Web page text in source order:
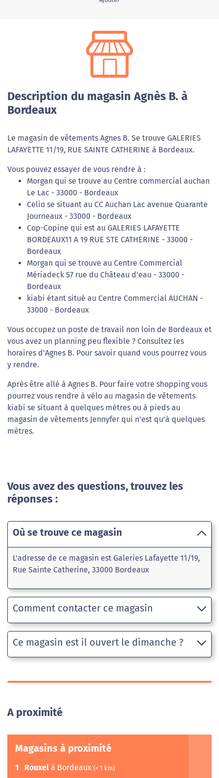
Description du magasin Agnès B. à
Bordeaux
Le magasin de vêtements Agnes B. Se trouve GALERIES
LAFAYETTE 11/19, RUE SAINTE CATHERINE à Bordeaux.
Vous pouvez essayer de vous rendre à :
Morgan qui se trouve au Centre commercial auchan
Le Lac - 33000 - Bordeaux
Celio se situant au CC Auchan Lac avenue Quarante
Journeaux - 33000 - Bordeaux
Cop-Copine qui est au GALERIES LAFAYETTE
BORDEAUX11 A 19 RUE STE CATHERINE - 33000 -
Bordeaux
Morgan qui se trouve au Centre Commercial
Mériadeck 57 rue du Château d'eau - 33000 -
Bordeaux
kiabi étant situé au Centre Commercial AUCHAN -
33000 - Bordeaux
Vous occupez un poste de travail non loin de Bordeaux et
vous avez un planning peu flexible ? Consultez les
horaires d'Agnes B. Pour savoir quand vous pourrez vous
y rendre.
Après être allé à Agnes B. Pour faire votre shopping vous
pourrez vous rendre à vélo au magasin de vêtements
kiabi se situant à quelques mètres ou à pieds au
magasin de vêtements Jennyfer qui n'est qu'à quelques
mètres.
Vous avez des questions, trouvez les
réponses :
Où se trouve ce magasin
L'adresse de ce magasin est Galeries Lafayette 11/19,
Rue Sainte Catherine, 33000 Bordeaux
Comment contacter ce magasin
Ce magasin est il ouvert le dimanche ?
A proximité
Magasins à proximité
1 Rouxel à Bordeaux (< 1 km)